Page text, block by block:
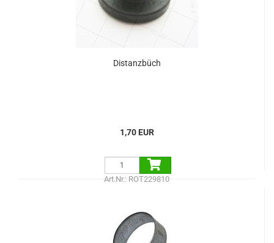
Distanzbüch
1,70 EUR
Art.Nr.: ROT229810